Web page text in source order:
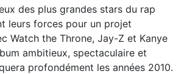
des plus grandes stars du rap
leurs forces pour un projet
Watch the Throne, Jay-Z et Kanye
ambitieux, spectaculaire et
profondément les années 2010.